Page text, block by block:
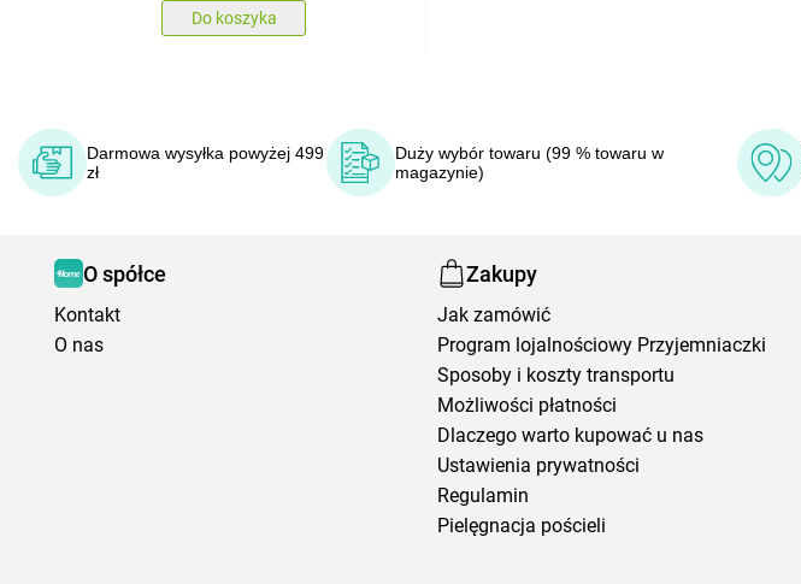
Do koszyka
Darmowa wysyłka powyżej 499
zł
Duży wybór towaru (99 % towaru w
magazynie)
O spółce
Kontakt
O nas
Zakupy
Jak zamówić
Program lojalnościowy Przyjemniaczki
Sposoby i koszty transportu
Możliwości płatności
Dlaczego warto kupować u nas
Ustawienia prywatności
Regulamin
Pielęgnacja pościeli